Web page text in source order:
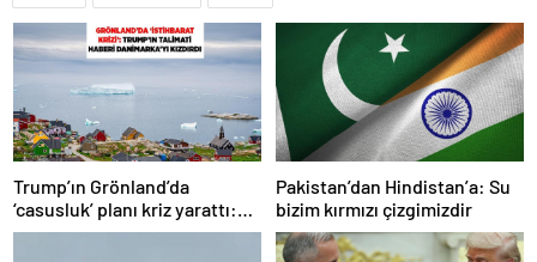
Trump’ın Grönland’da
‘casusluk’ planı kriz yarattı:
Danimarka ABD elçisini
Pakistan’dan Hindistan’a: Su
bizim kırmızı çizgimizdir